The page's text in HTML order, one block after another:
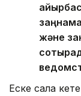
және
Еске сала